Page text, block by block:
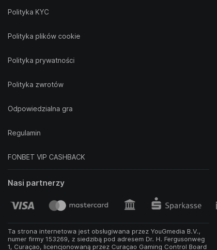
Polityka KYC
Polityka plików cookie
Polityka prywatności
Polityka zwrotów
Odpowiedzialna gra
Regulamin
FONBET VIP CASHBACK
Nasi partnerzy
Ta strona internetowa jest obsługiwana przez YouGmedia B.V.,
numer firmy 153269, z siedzibą pod adresem Dr. H. Fergusonweg
1, Curaçao, licencjonowaną przez Curaçao Gaming Control Board